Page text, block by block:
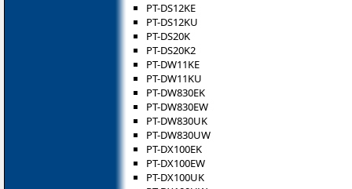
PT-DS12KE
PT-DS12KU
PT-DS20K
PT-DS20K2
PT-DW11KE
PT-DW11KU
PT-DW830EK
PT-DW830EW
PT-DW830UK
PT-DW830UW
PT-DX100EK
PT-DX100EW
PT-DX100UK